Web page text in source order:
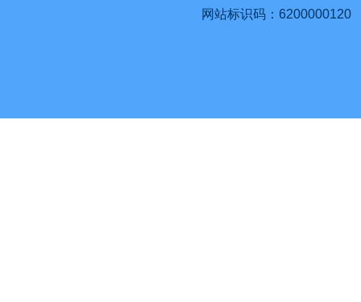
网站标识码：6200000120